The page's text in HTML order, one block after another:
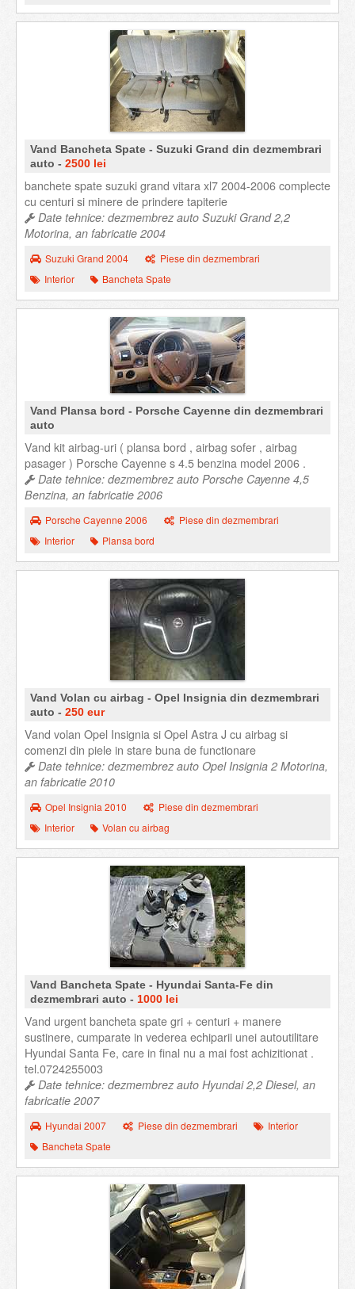
Vand Bancheta Spate - Suzuki Grand din dezmembrari
auto - 2500 lei
banchete spate suzuki grand vitara xl7 2004-2006 complecte
cu centuri si minere de prindere tapiterie
Date tehnice: dezmembrez auto Suzuki Grand 2,2
Motorina, an fabricatie 2004
Suzuki Grand 2004
Piese din dezmembrari
Interior
Bancheta Spate
Vand Plansa bord - Porsche Cayenne din dezmembrari
auto
Vand kit airbag-uri ( plansa bord , airbag sofer , airbag
pasager ) Porsche Cayenne s 4.5 benzina model 2006 .
Date tehnice: dezmembrez auto Porsche Cayenne 4,5
Benzina, an fabricatie 2006
Porsche Cayenne 2006
Piese din dezmembrari
Interior
Plansa bord
Vand Volan cu airbag - Opel Insignia din dezmembrari
auto - 250 eur
Vand volan Opel Insignia si Opel Astra J cu airbag si
comenzi din piele in stare buna de functionare
Date tehnice: dezmembrez auto Opel Insignia 2 Motorina,
an fabricatie 2010
Opel Insignia 2010
Piese din dezmembrari
Interior
Volan cu airbag
Vand Bancheta Spate - Hyundai Santa-Fe din
dezmembrari auto - 1000 lei
Vand urgent bancheta spate gri + centuri + manere
sustinere, cumparate in vederea echiparii unei autoutilitare
Hyundai Santa Fe, care in final nu a mai fost achizitionat .
tel.0724255003
Date tehnice: dezmembrez auto Hyundai 2,2 Diesel, an
fabricatie 2007
Hyundai 2007 Piese din dezmembrari
Interior
Bancheta Spate